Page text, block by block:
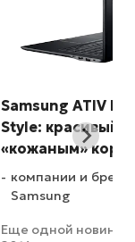
Samsung ATIV
Style: красивый
«кожаным»
компании и
Samsung
Еще одной